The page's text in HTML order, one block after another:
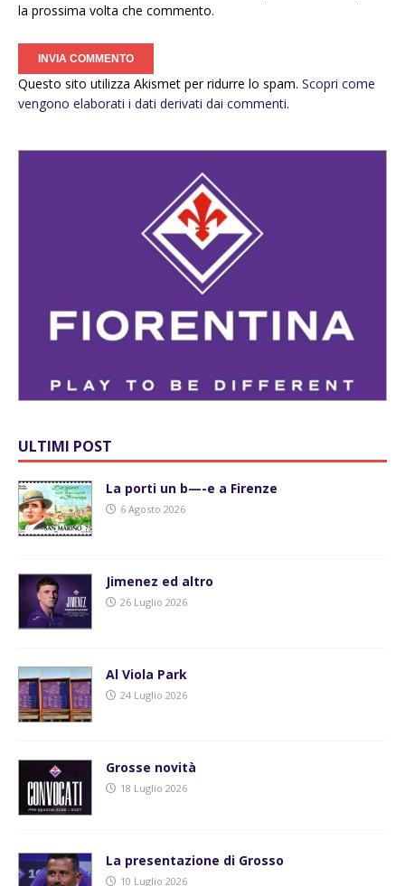
la prossima volta che commento.
Questo sito utilizza Akismet per ridurre lo spam. Scopri come
vengono elaborati i dati derivati dai commenti.
ULTIMI POST
La porti un b—-e a Firenze
6 Agosto 2026
Jimenez ed altro
26 Luglio 2026
Al Viola Park
24 Luglio 2026
Grosse novità
18 Luglio 2026
La presentazione di Grosso
10 Luglio 2026